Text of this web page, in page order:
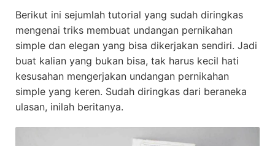
Berikut ini sejumlah tutorial yang sudah diringkas
mengenai triks membuat undangan pernikahan
simple dan elegan yang bisa dikerjakan sendiri. Jadi
buat kalian yang bukan bisa, tak harus kecil hati
kesusahan mengerjakan undangan pernikahan
simple yang keren. Sudah diringkas dari beraneka
ulasan, inilah beritanya.